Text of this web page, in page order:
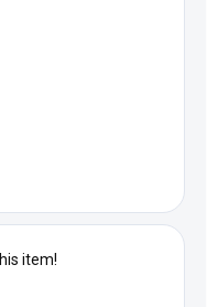
item!